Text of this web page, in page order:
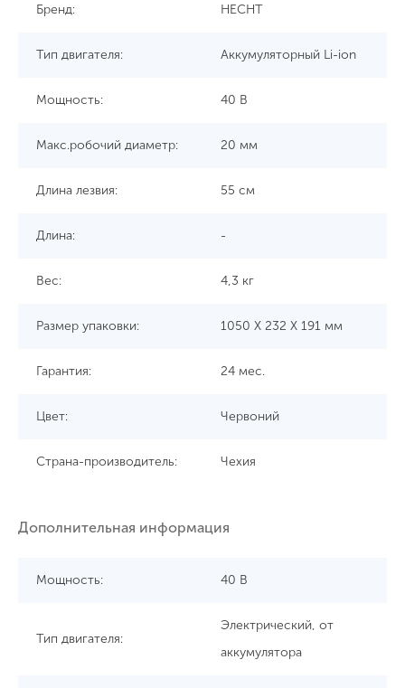
Бренд: HECHT
Тип двигателя: Аккумуляторный Li-ion
Мощность: 40 В
Макс.робочий диаметр: 20 мм
Длина лезвия: 55 см
Длина: -
Вес: 4,3 кг
Размер упаковки: 1050 X 232 X 191 мм
Гарантия: 24 мес.
Цвет: Червоний
Страна-производитель: Чехия
Дополнительная информация
Мощность: 40 В
Тип двигателя:
Электрический, от
аккумулятора